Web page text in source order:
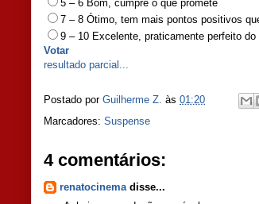
5 – 6 Bom, cumpre o que promete
7 – 8 Ótimo, tem mais pontos positivos
9 – 10 Excelente, praticamente perfeito
Votar
resultado parcial...
Postado por Guilherme Z. às 01:20
Marcadores: Suspense
4 comentários:
renatocinemadisse...